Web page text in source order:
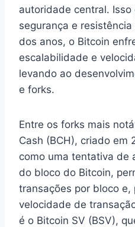
autoridade central.
segurança e
dos anos, o Bitcoin
escalabilidade e
levando ao
e forks.
Entre os forks mais
Cash (BCH), criado em
como uma tentativa de
do bloco do Bitcoin,
transações por bloco
velocidade de
é o Bitcoin SV (BSV),